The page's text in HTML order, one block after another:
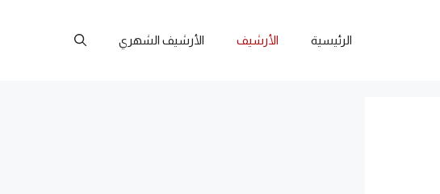
الرئيسية الأرشيف الأرشيف الشهري